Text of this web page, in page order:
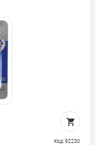
Код: 92230